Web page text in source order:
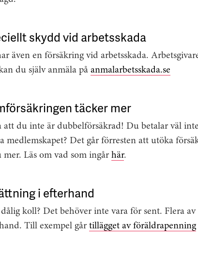
skydd vid arbetsskada
även en försäkring vid arbetsskada.
du själv anmäla på anmalarbetsskada.se
täcker mer
att du inte är dubbelförsäkrad! Du betalar väl
medlemskapet? Det går förresten att utöka
mer. Läs om vad som ingår här.
i efterhand
koll? Det behöver inte vara för sent. Flera
Till exempel går tillägget av föräldrapenning